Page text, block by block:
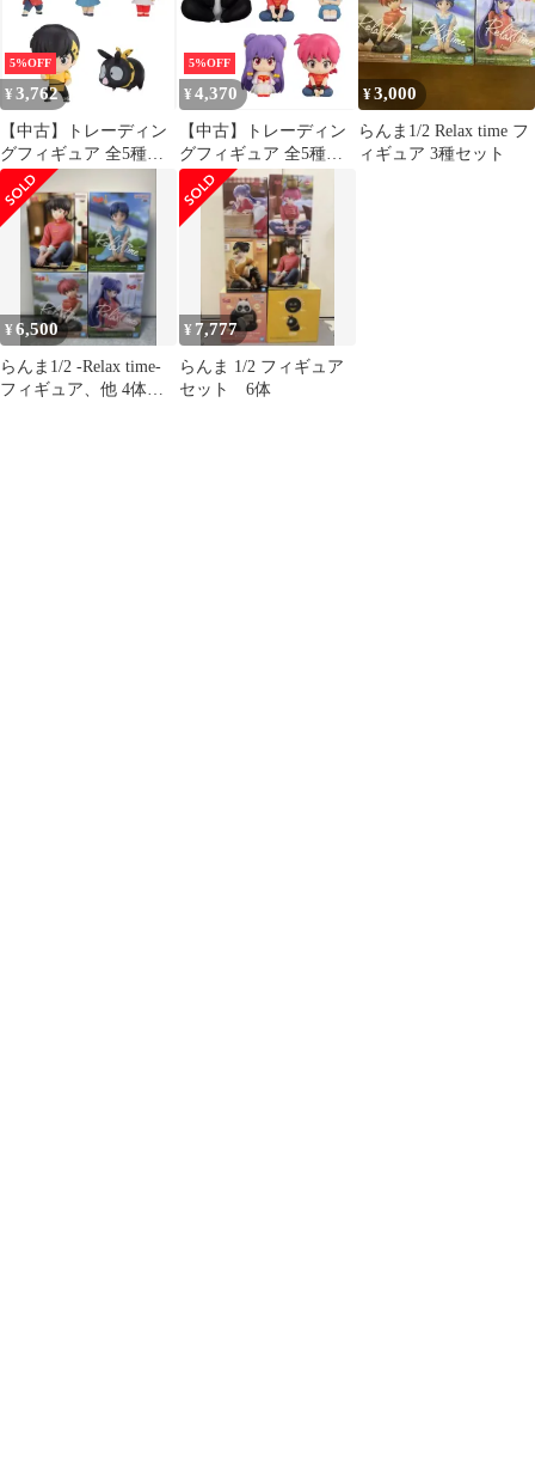
5%OFF
¥ 3,762
【中古】トレーディン
グフィギュア 全5種セ
ット 「らんま1/2 なら
ぶんです。」
5%OFF
¥ 4,370
【中古】トレーディン
グフィギュア 全5種セ
ット 「らんま1/2 まち
ぼうけ」
¥3,000
らんま1/2 Relax time フ
ィギュア 3種セット
¥6,500
らんま1/2 -Relax time-
フィギュア、他 4体セ
¥ 7,777
らんま 1/2 フィギュア
セット 6体